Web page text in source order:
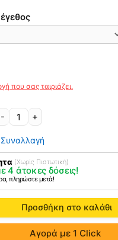
77.00€.
Αγορά με 1 Click
- +
(Χωρίς Πιστωτική)
4 άτοκες δόσεις!
πληρώστε μετά!
Προσθήκη στο καλάθι